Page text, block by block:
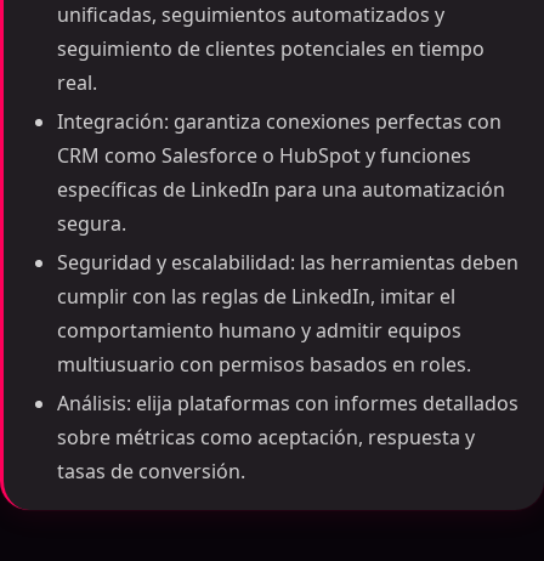
unificadas, seguimientos automatizados y
seguimiento de clientes potenciales en tiempo
real.
Integración: garantiza conexiones perfectas con
CRM como Salesforce o HubSpot y funciones
específicas de LinkedIn para una automatización
segura.
Seguridad y escalabilidad: las herramientas deben
cumplir con las reglas de LinkedIn, imitar el
comportamiento humano y admitir equipos
multiusuario con permisos basados en roles.
Análisis: elija plataformas con informes detallados
sobre métricas como aceptación, respuesta y
tasas de conversión.